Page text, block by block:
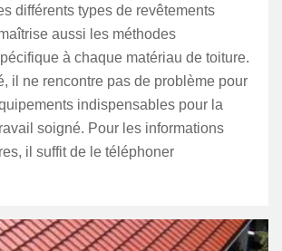
différents types de revêtements
aussi les méthodes
à chaque matériau de toiture.
il ne rencontre pas de problème pour
indispensables pour la
soigné. Pour les informations
il suffit de le téléphoner